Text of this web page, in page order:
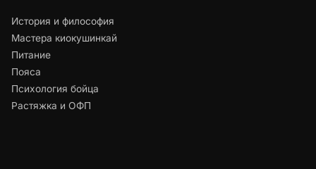
История и философия
Мастера киокушинкай
Питание
Пояса
Психология бойца
Растяжка и ОФП